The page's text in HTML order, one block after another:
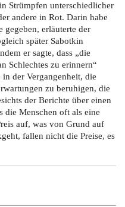
Strümpfen unterschiedlicher
andere in Rot. Darin habe
gegeben, erläuterte der
später Sabotkin
er sagte, dass „die
Schlechtes zu erinnern“
der Vergangenheit, die
zu beruhigen, die
der Berichte über einen
die Menschen oft als eine
auf, was von Grund auf
fallen nicht die Preise, es